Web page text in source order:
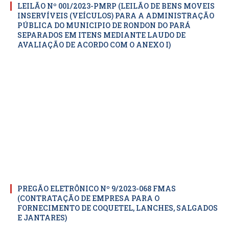
LEILÃO Nº 001/2023-PMRP (LEILÃO DE BENS MOVEIS
INSERVÍVEIS (VEÍCULOS) PARA A ADMINISTRAÇÃO
PÚBLICA DO MUNICIPIO DE RONDON DO PARÁ
SEPARADOS EM ITENS MEDIANTE LAUDO DE
AVALIAÇÃO DE ACORDO COM O ANEXO I)
PREGÃO ELETRÔNICO Nº 9/2023-068 FMAS
(CONTRATAÇÃO DE EMPRESA PARA O
FORNECIMENTO DE COQUETEL, LANCHES, SALGADOS
E JANTARES)